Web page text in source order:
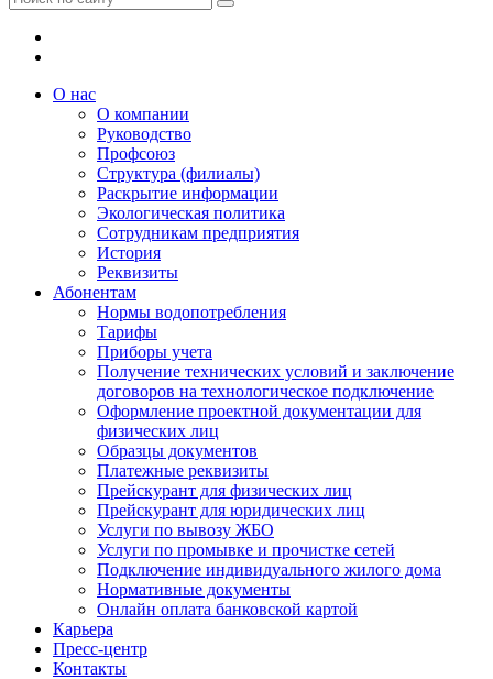
О нас
О компании
Руководство
Профсоюз
Структура (филиалы)
Раскрытие информации
Экологическая политика
Сотрудникам предприятия
История
Реквизиты
Абонентам
Нормы водопотребления
Тарифы
Приборы учета
Получение технических условий и заключение
договоров на технологическое подключение
Оформление проектной документации для
физических лиц
Образцы документов
Платежные реквизиты
Прейскурант для физических лиц
Прейскурант для юридических лиц
Услуги по вывозу ЖБО
Услуги по промывке и прочистке сетей
Подключение индивидуального жилого дома
Нормативные документы
Онлайн оплата банковской картой
Карьера
Пресс-центр
Контакты